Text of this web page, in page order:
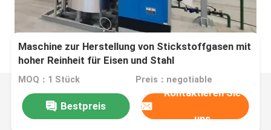
Maschine zur Herstellung von Stickstoffgasen mit
hoher Reinheit für Eisen und Stahl
MOQ：1 Stück Preis：negotiable
Bestpreis
Kontaktieren Sie
uns